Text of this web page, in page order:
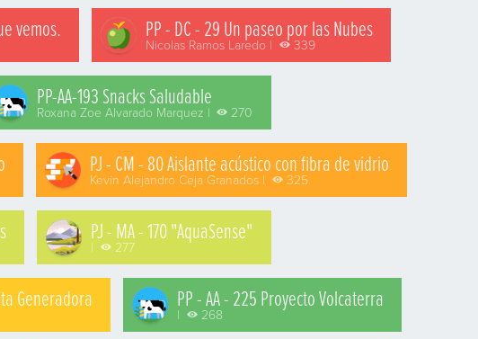
vemos. PP - DC - 29 Un paseo por las Nubes
Nicolas Ramos Laredo | 339
PP-AA-193 Snacks Saludable
Roxana Zoe Alvarado Marquez | 270
PJ - CM - 80 Aislante acústico con fibra de vidrio
Kevin Alejandro Ceja Granados | 325
PJ - MA - 170 "AquaSense"
| 277
Generadora PP - AA - 225 Proyecto Volcaterra
| 268